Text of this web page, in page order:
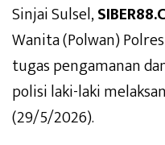
Sinjai Sulsel,
Wanita (Polwan)
tugas pengamanan
polisi laki-laki
(29/5/2026).